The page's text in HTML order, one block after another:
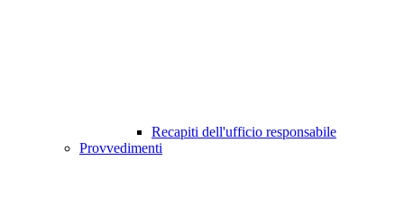
Recapiti dell'ufficio responsabile
Provvedimenti